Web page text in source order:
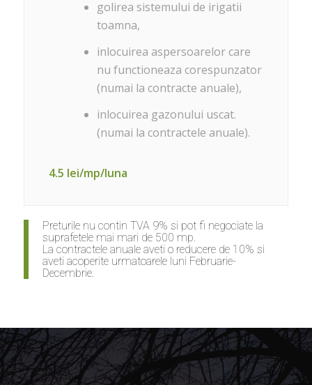
golirea sistemului de irigatii
toamna,
inlocuirea aspersoarelor care
nu functioneaza corespunzator
(numai la contracte anuale),
inlocuirea gazonului uscat.
(numai la contractele anuale).
4.5 lei/mp/luna
Preturile nu contin TVA 9% si pot fi negociate la
suprafetele mai mari de 500 mp.
La contractele anuale aveti o reducere de 10% si
aveti acoperite urmatoarele luni Februarie-
Decembrie.